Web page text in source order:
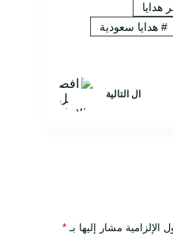
هدايا
# هدايا سعودية
ال التالية
الإلزامية مشار إليها بـ *